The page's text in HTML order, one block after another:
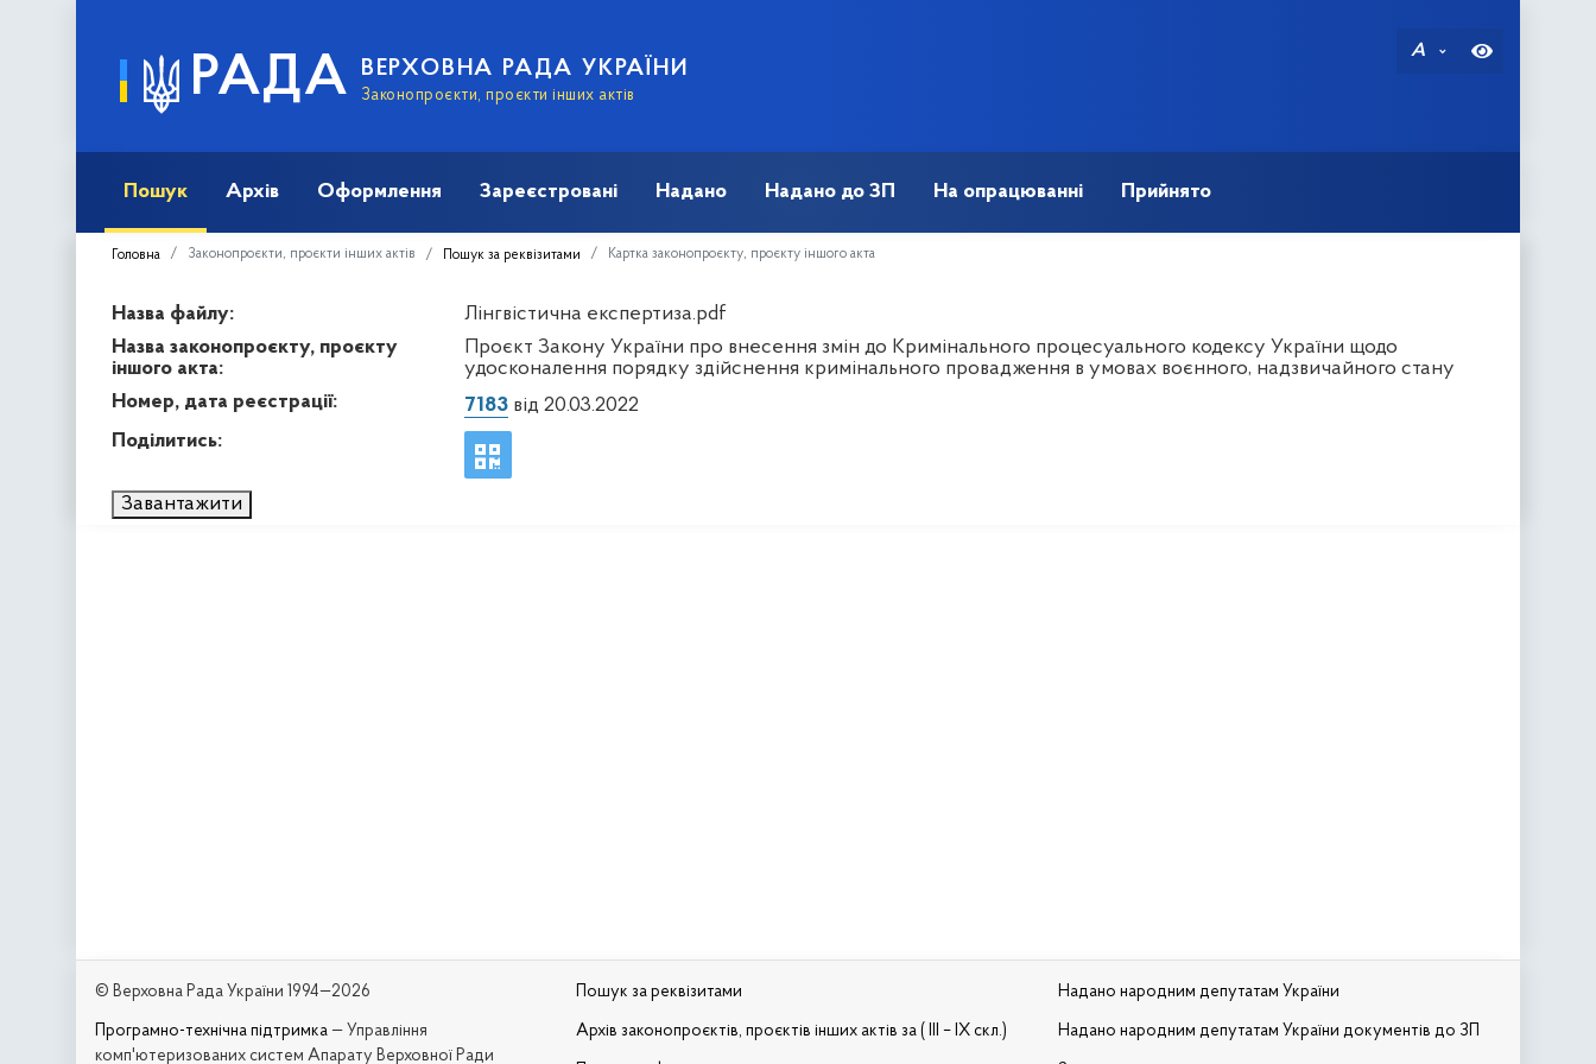
РАДА ВЕРХОВНА РАДА УКРАЇНИ
Законопроєкти, проєкти інших актів
A
Пошук Архів Оформлення Зареєстровані Надано Надано до ЗП На опрацюванні Прийнято
Головна Законопроєкти, проєкти інших актів Пошук за реквізитами Картка законопроєкту, проєкту іншого акта
Назва файлу:
Лінгвістична експертиза.pdf
Назва законопроєкту, проєкту
іншого акта:
Проєкт Закону України про внесення змін до Кримінального процесуального кодексу України щодо
удосконалення порядку здійснення кримінального провадження в умовах воєнного, надзвичайного стану
Номер, дата реєстрації:
7183від 20.03.2022
Поділитись:
Завантажити
© Верховна Рада України 1994—2026
Програмно-технічна підтримка — Управління
комп'ютеризованих систем Апарату Верховної Ради
Пошук за реквізитами
Архів законопроєктів, проєктів інших актів за ( III – IX скл.)
Надано народним депутатам України
Надано народним депутатам України документів до ЗП